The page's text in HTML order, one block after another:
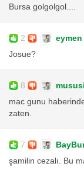
Bursa golgolgol....
2 eymen
Josue?
8 mususi
mac gunu
zaten.
7
şamilin cezalı. Bu